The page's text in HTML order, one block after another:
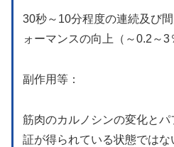
30秒～10分程度の連続及び
ォーマンスの向上（～0.2～3
副作用等：
筋肉のカルノシンの変化と
証が得られている状態では